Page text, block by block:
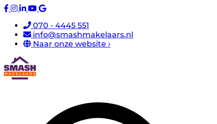
070 - 4445 551
info@smashmakelaars.nl
Naar onze website ›